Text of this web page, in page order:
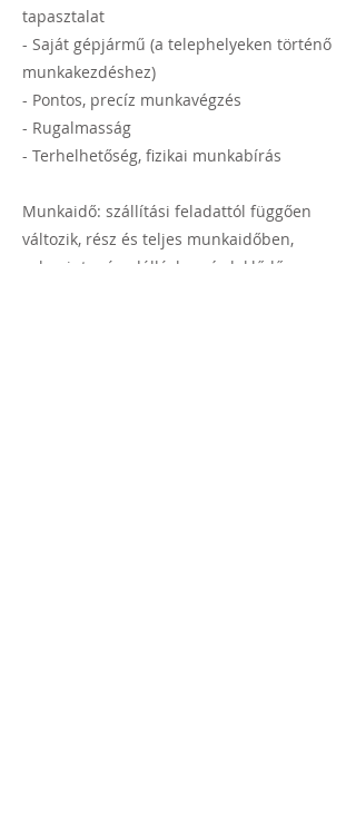
tapasztalat
- Saját gépjármű (a telephelyeken történő
munkakezdéshez)
- Pontos, precíz munkavégzés
- Rugalmasság
- Terhelhetőség, fizikai munkabírás
Munkaidő: szállítási feladattól függően
változik, rész és teljes munkaidőben,
valamint másodállásban érdeklődő